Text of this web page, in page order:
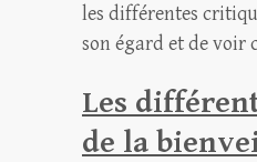
les différentes
son égard et de voir
Les
de la